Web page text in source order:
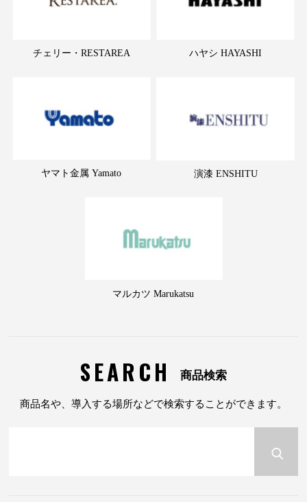
チェリー・RESTAREA ハヤシ HAYASHI
ヤマト金属 Yamato 演漆 ENSHITU
マルカツ Marukatsu
SEARCH 商品検索
商品名や、導入する場所などで検索することができます。